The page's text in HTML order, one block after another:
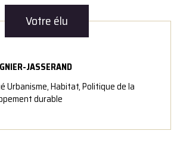
Votre élu
JASSERAND
Urbanisme, Habitat, Politique de la
durable